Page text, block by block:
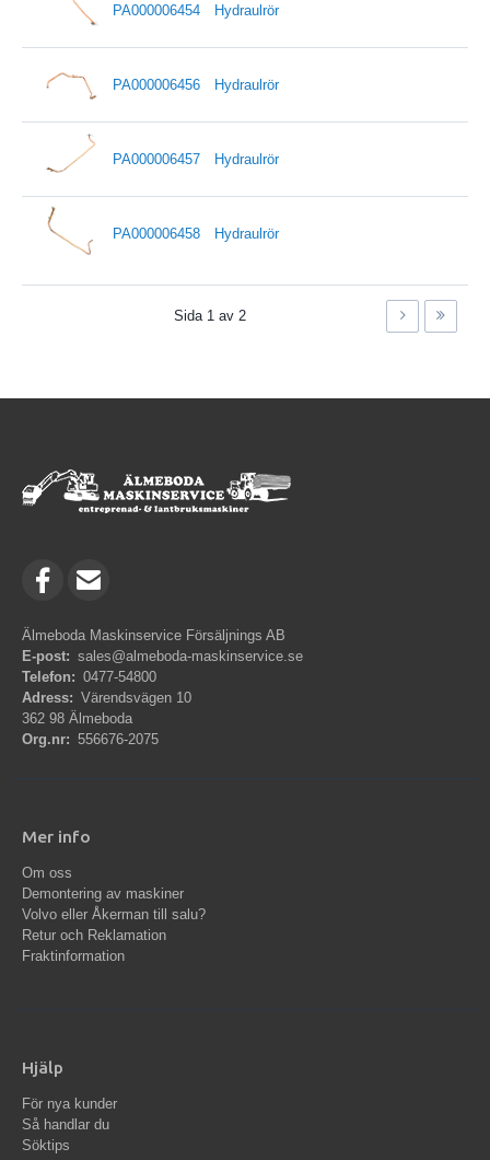
PA000006454 Hydraulrör
PA000006456 Hydraulrör
PA000006457 Hydraulrör
PA000006458 Hydraulrör
Sida 1 av 2
Älmeboda Maskinservice Försäljnings AB
E-post: sales@almeboda-maskinservice.se
Telefon: 0477-54800
Adress: Värendsvägen 10
362 98 Älmeboda
Org.nr: 556676-2075
Mer info
Om oss
Demontering av maskiner
Volvo eller Åkerman till salu?
Retur och Reklamation
Fraktinformation
Hjälp
För nya kunder
Så handlar du
Söktips